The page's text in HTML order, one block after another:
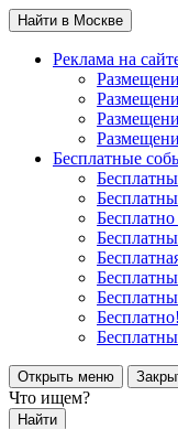
Найти в Москве
Реклама на
Бесплатные
Открыть меню
Что ищем?
Найти